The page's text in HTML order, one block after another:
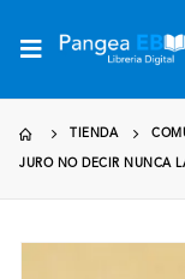
TIENDA
JURO NO DECIR NUNCA